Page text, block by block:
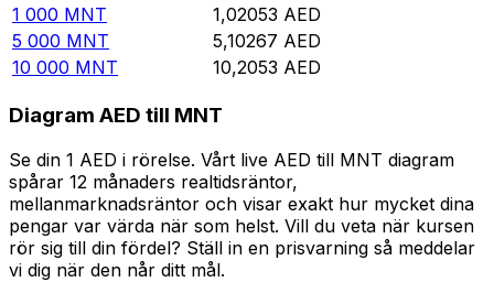
1 000 MNT 1,02053 AED
5 000 MNT 5,10267 AED
10 000 MNT 10,2053 AED
Diagram AED till MNT
Se din 1 AED i rörelse. Vårt live AED till MNT diagram
spårar 12 månaders realtidsräntor,
mellanmarknadsräntor och visar exakt hur mycket dina
pengar var värda när som helst. Vill du veta när kursen
rör sig till din fördel? Ställ in en prisvarning så meddelar
vi dig när den når ditt mål.